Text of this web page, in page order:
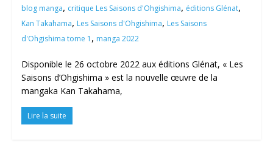
blog manga, critique Les Saisons d'Ohgishima, éditions Glénat,
Kan Takahama, Les Saisons d'Ohgishima, Les Saisons
d'Ohgishima tome 1 , manga 2022
Disponible le 26 octobre 2022 aux éditions Glénat, « Les
Saisons d’Ohgishima » est la nouvelle œuvre de la
mangaka Kan Takahama,
Lire la suite